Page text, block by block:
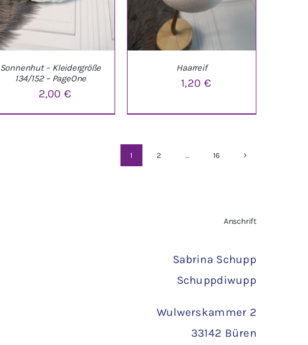
Sonnenhut – Kleidergröße
134/152 – PageOne
2,00€
Haarreif
1,20 €
1 2 … 16
Anschrift
Sabrina Schupp
Schuppdiwupp
Wulwerskammer 2
33142 Büren